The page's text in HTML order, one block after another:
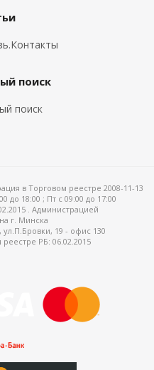
поиск
поиск
в Торговом реестре 2008-11-13
до 18:00 ; Пт c 09:00 до 17:00
. Администрацией
г. Минска
ул.П.Бровки, 19 - офис 130
РБ: 06.02.2015